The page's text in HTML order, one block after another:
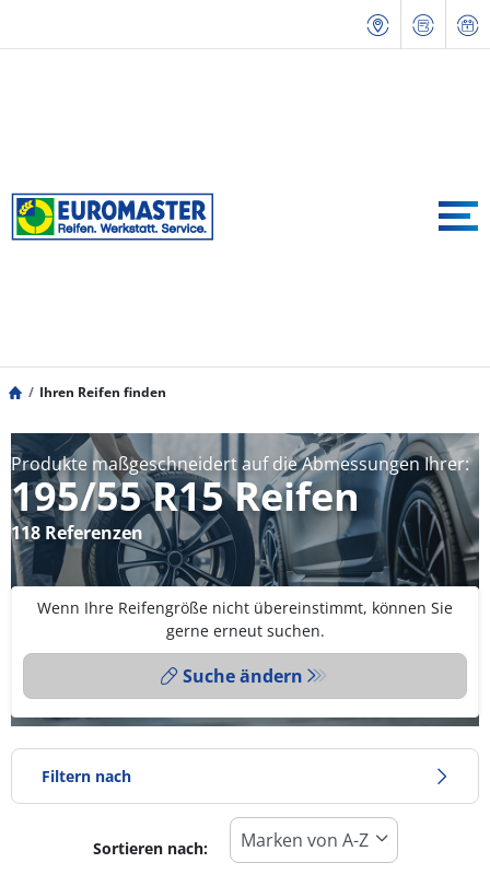
Ihren Reifen finden
Produkte maßgeschneidert auf die Abmessungen Ihrer:
195/55 R15 Reifen
118 Referenzen
Wenn Ihre Reifengröße nicht übereinstimmt, können Sie
gerne erneut suchen.
Suche ändern
Filtern nach
ReifentypSortieren nach: